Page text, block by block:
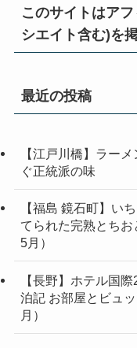
このサイトはア
シエイト含む)を
最近の投稿
【江戸川橋】ラー
ぐ正統派の味
【福島 鏡石町】い
てられた完熟とち
5月）
【長野】ホテル国
泊記 お部屋とビュ
月）